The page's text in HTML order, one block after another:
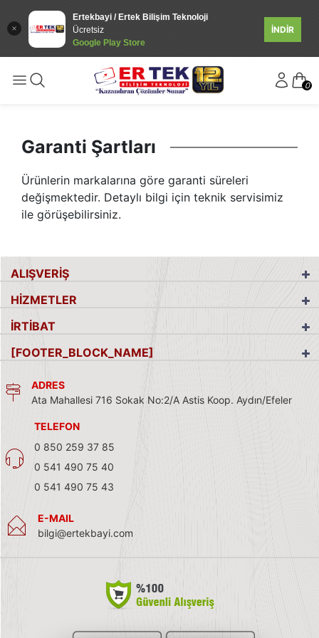
Ertekbayi / Ertek Bilişim Teknoloji
Ücretsiz
Google Play Store
İNDİR
0
Garanti Şartları
Ürünlerin markalarına göre garanti süreleri
değişmektedir. Detaylı bilgi için teknik servisimiz
ile görüşebilirsiniz.
ALIŞVERİŞ
HİZMETLER
İRTİBAT
[FOOTER_BLOCK_NAME]
ADRES
Ata Mahallesi 716 Sokak No:2/A Astis Koop. Aydın/Efeler
TELEFON
0 850 259 37 85
0 541 490 75 40
0 541 490 75 43
E-MAIL
bilgi@ertekbayi.com